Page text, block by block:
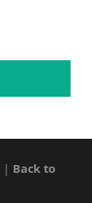
| Back to